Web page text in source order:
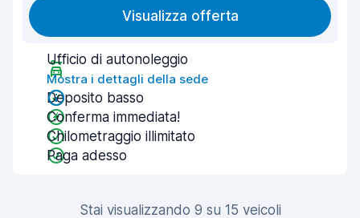
Visualizza offerta
Ufficio di autonoleggio
Mostra i dettagli della sede
Deposito basso
Conferma immediata!
Chilometraggio illimitato
Paga adesso
Stai visualizzando 9 su 15 veicoli